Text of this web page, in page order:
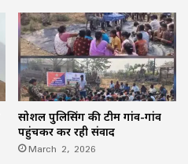
सोशल पुलिसिंग की टीम गांव-गांव
पहुंचकर कर रही संवाद
March 2, 2026